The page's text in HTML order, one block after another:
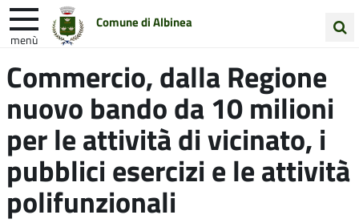
Comune di Albinea
menù
nel
sito
Entra in Comune Vivi Albinea
Unione Colline Matildiche
Commercio, dalla Regione
nuovo bando da 10 milioni
per le attività di vicinato, i
pubblici esercizi e le attività
polifunzionali